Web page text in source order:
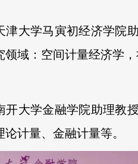
津大学马寅初经济学院
领域：空间计量经济学，
开大学金融学院助理教
计量、金融计量等。